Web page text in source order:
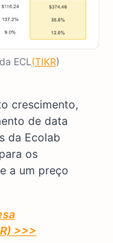
ECL (TIKR)
crescimento,
de data
da Ecolab
os
a um preço
>>>